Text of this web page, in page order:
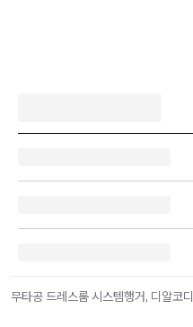
무타공 드레스룸 시스템행거, 디알코디